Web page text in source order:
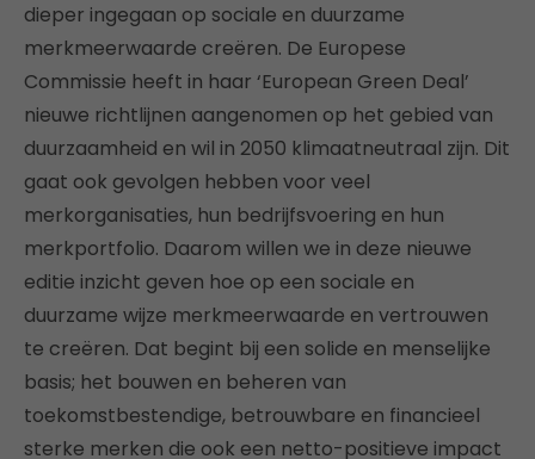
dieper ingegaan op sociale en duurzame
merkmeerwaarde creëren. De Europese
Commissie heeft in haar ‘European Green Deal’
nieuwe richtlijnen aangenomen op het gebied van
duurzaamheid en wil in 2050 klimaatneutraal zijn. Dit
gaat ook gevolgen hebben voor veel
merkorganisaties, hun bedrijfsvoering en hun
merkportfolio. Daarom willen we in deze nieuwe
editie inzicht geven hoe op een sociale en
duurzame wijze merkmeerwaarde en vertrouwen
te creëren. Dat begint bij een solide en menselijke
basis; het bouwen en beheren van
toekomstbestendige, betrouwbare en financieel
sterke merken die ook een netto-positieve impact